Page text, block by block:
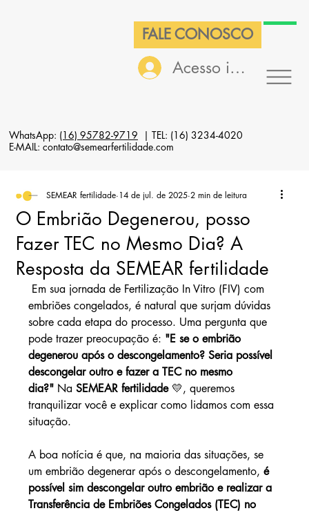
FALE CONOSCO
Acesso interno
WhatsApp: (16) 95782-9719 | TEL: (16) 3234-4020
E-MAIL: contato@semearfertilidade.com
O Embrião Degenerou, posso
Fazer TEC no Mesmo Dia? A
Resposta da SEMEAR fertilidade
SEMEAR fertilidade 14 de jul. de 2025 2 min de leitura
Em sua jornada de Fertilização In Vitro (FIV) com
embriões congelados, é natural que surjam dúvidas
sobre cada etapa do processo. Uma pergunta que
pode trazer preocupação é: "E se o embrião
degenerou após o descongelamento? Seria possível
descongelar outro e fazer a TEC no mesmo
dia?" Na SEMEAR fertilidade 💛, queremos
tranquilizar você e explicar como lidamos com essa
situação.
A boa notícia é que, na maioria das situações, se
um embrião degenerar após o descongelamento, é
possível sim descongelar outro embrião e realizar a
Transferência de Embriões Congelados (TEC) no